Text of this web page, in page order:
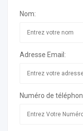
Nom:
Adresse Email:
Numéro de